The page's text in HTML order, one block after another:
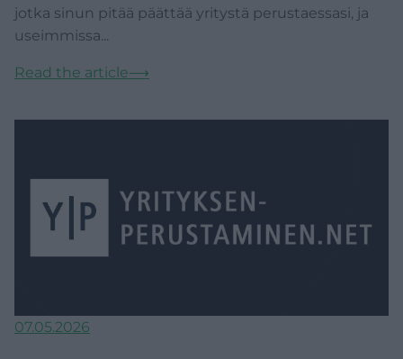
jotka sinun pitää päättää yritystä perustaessasi, ja
useimmissa...
Read the article⟶
07.05.2026